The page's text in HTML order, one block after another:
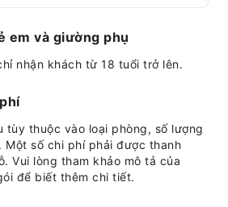
em và giường phụ
nhận khách từ 18 tuổi trở lên.
tùy thuộc vào loại phòng, số lượng
Một số chi phí phải được thanh
Vui lòng tham khảo mô tả của
để biết thêm chi tiết.